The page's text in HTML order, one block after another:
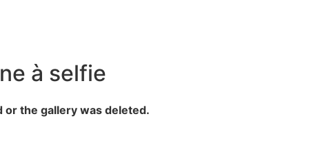
à selfie
or the gallery was deleted.